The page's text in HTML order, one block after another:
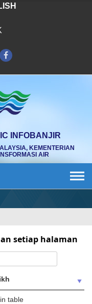
INFOBANJIR
KEMENTERIAN
AIR
setiap halaman
table